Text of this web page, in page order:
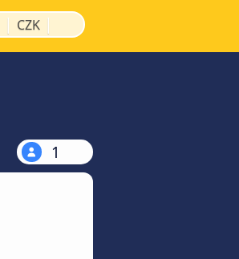
| CZK |
1